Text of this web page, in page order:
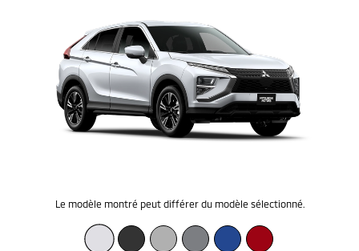
Le modèle montré peut différer du modèle sélectionné.